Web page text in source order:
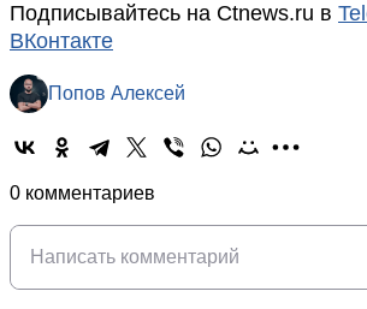
Подписывайтесь на Ctnews.ru в
ВКонтакте
Попов Алексей
0 комментариев